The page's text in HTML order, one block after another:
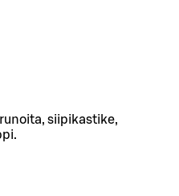
siipikastike,